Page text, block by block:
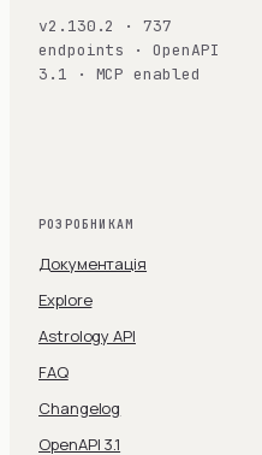
v2.130.2 · 737
endpoints · OpenAPI
3.1 · MCP enabled
РОЗРОБНИКАМ
Документація
Explore
Astrology API
FAQ
Changelog
OpenAPI 3.1